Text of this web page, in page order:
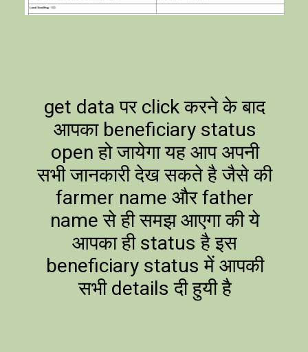
get data पर click करने के बाद
आपका beneficiary status
open हो जायेगा यह आप अपनी
सभी जानकारी देख सकते है जैसे की
farmer name और father
name से ही समझ आएगा की ये
आपका ही status है इस
beneficiary status में आपकी
सभी details दी हुयी है